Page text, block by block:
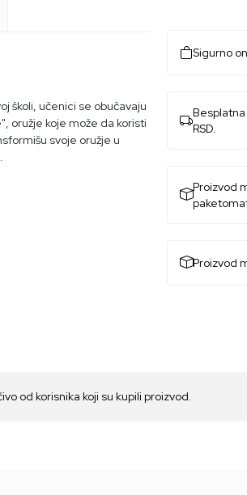
školi, učenici se obučavaju
oružje koje može da koristi
svoje oružje u
Sigurno
RSD.
Proizvod
Proizvod
od korisnika koji su kupili proizvod.